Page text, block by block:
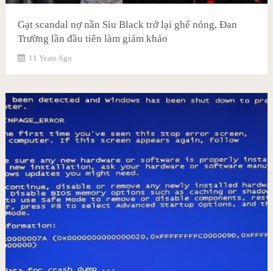
Gạt scandal nợ nần Siu Black trở lại ghế nóng, Đan
Trường lần đầu tiên làm giám khảo
11 Years Ago